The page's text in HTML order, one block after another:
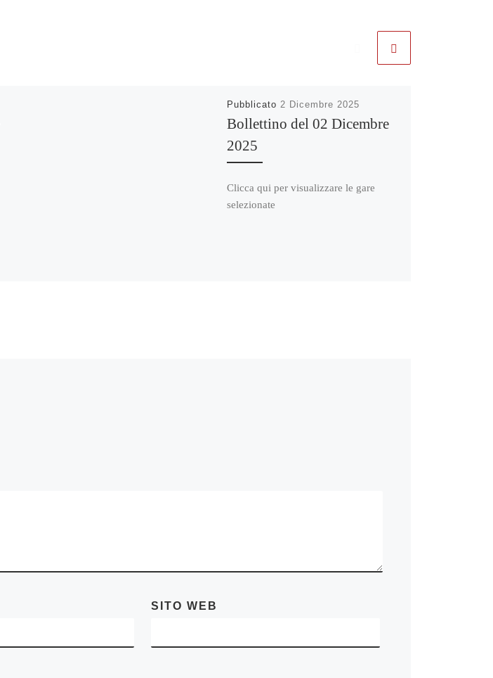
Pubblicato 2 Dicembre 2025
Bollettino del 02 Dicembre
2025
Clicca qui per visualizzare le gare
selezionate
SITO WEB